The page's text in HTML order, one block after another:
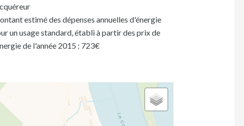
estimé des dépenses annuelles d'énergie
un usage standard, établi à partir des prix de
de l'année 2015 : 723€